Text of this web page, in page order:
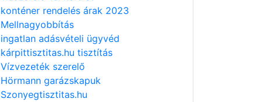
konténer rendelés árak 2023
Mellnagyobbítás
ingatlan adásvételi ügyvéd
kárpittisztitas.hu tisztítás
Vízvezeték szerelő
Hörmann garázskapuk
Szonyegtisztitas.hu